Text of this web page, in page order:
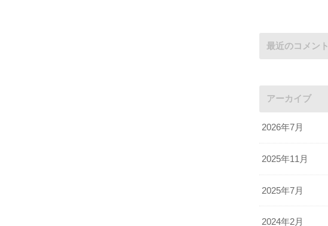
最近のコメント
アーカイブ
2026年7月
2025年11月
2025年7月
2024年2月